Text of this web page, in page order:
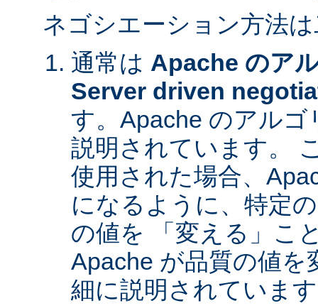
ネゴシエーション方法
通常は Apache のア
Server driven
す。Apache のアル
説明されています。
使用された場合、
になるように、特定
の値を 「変える」こ
Apache が品質の値を
細に説明されていま